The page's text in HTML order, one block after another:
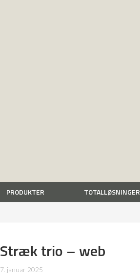
PRODUKTER TOTALLØSNINGER
Stræk trio – web
7. januar 2025